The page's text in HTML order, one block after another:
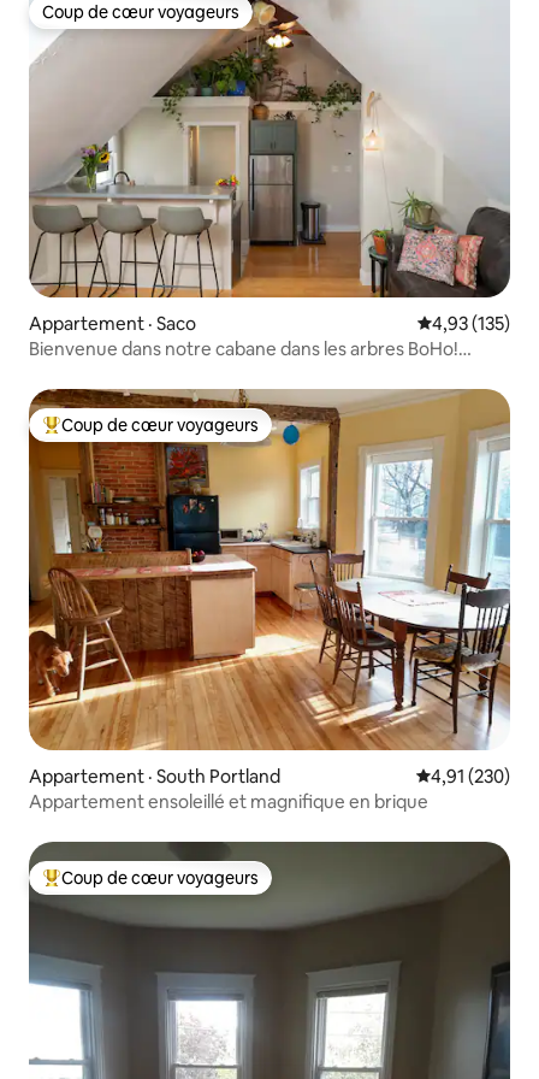
Coup de cœur voyageurs
Coup de cœur voyageurs
Appartement · Saco Note
4,93 (135)
Bienvenue dans notre cabane dans les arbres BoHo!
Coup de cœur voyageurs parmi les plus aimés
Coup de cœur voyageurs
Appartement · South Portland Note
4,91 (230)
Appartement ensoleillé et magnifique en brique
Coup de cœur voyageurs parmi les plus aimés
Coup de cœur voyageurs